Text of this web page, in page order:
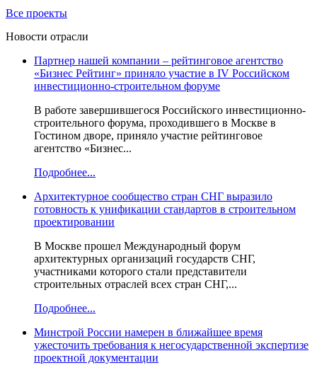
Все проекты
Новости отрасли
Партнер нашей компании – рейтинговое агентство
«Бизнес Рейтинг» приняло участие в IV Российском
инвестиционно-строительном форуме
В работе завершившегося Российского инвестиционно-
строительного форума, проходившего в Москве в
Гостином дворе, приняло участие рейтинговое
агентство «Бизнес...
Подробнее...
Архитектурное сообщество стран СНГ выразило
готовность к унификации стандартов в строительном
проектировании
В Москве прошел Международный форум
архитектурных организаций государств СНГ,
участниками которого стали представители
строительных отраслей всех стран СНГ,...
Подробнее...
Минстрой России намерен в ближайшее время
ужесточить требования к негосударственной экспертизе
проектной документации